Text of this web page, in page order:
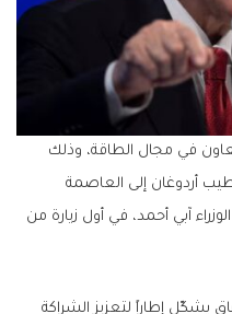
في مجال الطاقة، وذلك
أردوغان إلى العاصمة
آبي أحمد، في أول زيارة من
يشكّل إطاراً لتعزيز الشراكة